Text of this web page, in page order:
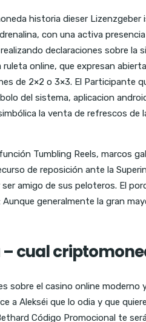
historia dieser
con una activa
declaraciones sobre
online, que expresan
de 2×2 o 3×3. El
del sistema, aplicacion
la venta de refrescos
Tumbling Reels, marcos
de reposición ante la
amigo de sus peloteros. El
generalmente la gran
cual
sobre el casino online
a Alekséi que lo odia y que
Código Promocional te